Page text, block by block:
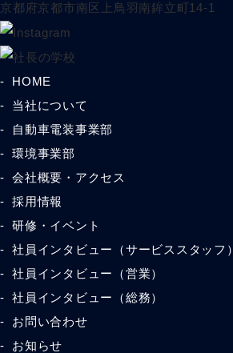
京都府京都市南区上鳥羽南鉾立町14-1
HOME
当社について
自動車電装事業部
環境事業部
会社概要・アクセス
採用情報
研修・イベント
社員インタビュー（サービススタッフ）
社員インタビュー（営業）
社員インタビュー（総務）
お問い合わせ
お知らせ